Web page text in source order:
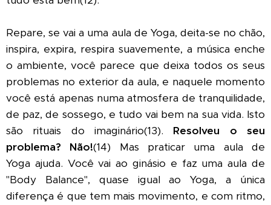
Repare, se vai a uma aula de Yoga, deita-se no chão,
inspira, expira, respira suavemente, a música enche
o ambiente, você parece que deixa todos os seus
problemas no exterior da aula, e naquele momento
você está apenas numa atmosfera de tranquilidade,
de paz, de sossego, e tudo vai bem na sua vida. Isto
são rituais do imaginário(13). Resolveu o seu
problema? Não!(14) Mas praticar uma aula de
Yoga ajuda. Você vai ao ginásio e faz uma aula de
"Body Balance", quase igual ao Yoga, a única
diferença é que tem mais movimento, e com ritmo,